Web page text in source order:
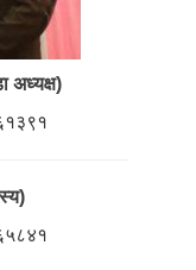
अध्यक्ष)